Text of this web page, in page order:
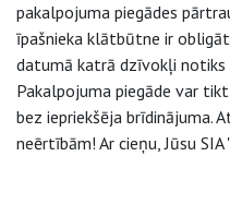
pakalpojuma piegādes
īpašnieka klātbūtne ir
datumā katrā dzīvokļi
Pakalpojuma piegāde var
bez iepriekšēja brīdinājuma.
neērtībām! Ar cieņu, Jūsu